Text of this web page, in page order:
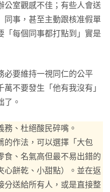
公室觀感不佳；有些人會送
同事，甚至主動跟核准假單
「每個同事都打點到」實是
必要維持一視同仁的公平
萬不要發生「他有我沒有」
了。
務、杜絕酸民碎嘴。
的作法，可以選擇「大包
食、名氣高但最不易出錯的
心餅乾、小甜點）。並在返
分送給所有人，或是直接整